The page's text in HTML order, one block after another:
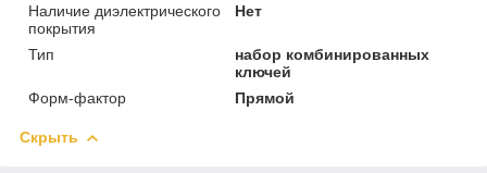
Наличие диэлектрического
покрытия
Нет
Тип
набор комбинированных
ключей
Форм-фактор
Прямой
Скрыть